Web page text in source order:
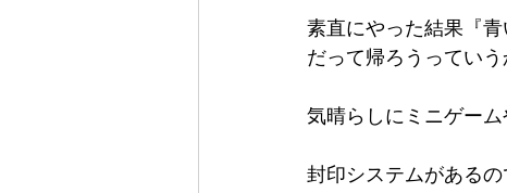
素直にやった結果『
だって帰ろうってい
気晴らしにミニゲー
封印システムがある